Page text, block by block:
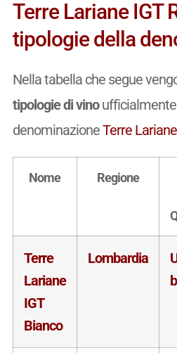
Terre Lariane IGT
tipologie della
Nella tabella che segue
tipologie di vinoufficialmente
denominazioneTerre
Nome Regione
Terre
Lariane
IGT
Bianco
Lombardia